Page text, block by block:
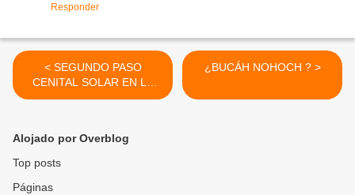
Responder
< SEGUNDO PASO
CENITAL SOLAR EN LA
PENINSULA DE YUCATAN
¿BUCÁH NOHOCH ? >
Alojado por Overblog
Top posts
Páginas